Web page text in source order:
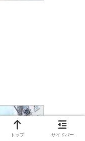
トップ サイドバー